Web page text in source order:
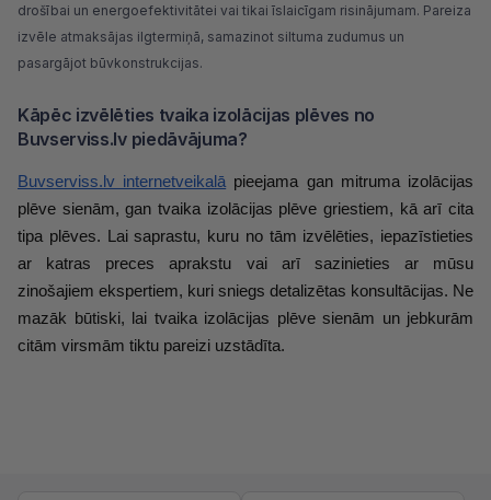
drošībai un energoefektivitātei vai tikai īslaicīgam risinājumam. Pareiza
izvēle atmaksājas ilgtermiņā, samazinot siltuma zudumus un
pasargājot būvkonstrukcijas.
Kāpēc izvēlēties tvaika izolācijas plēves no
Buvserviss.lv piedāvājuma?
Buvserviss.lv internetveikalā pieejama gan mitruma izolācijas
plēve sienām, gan tvaika izolācijas plēve griestiem, kā arī cita
tipa plēves. Lai saprastu, kuru no tām izvēlēties, iepazīstieties
ar katras preces aprakstu vai arī sazinieties ar mūsu
zinošajiem ekspertiem, kuri sniegs detalizētas konsultācijas. Ne
mazāk būtiski, lai tvaika izolācijas plēve sienām un jebkurām
citām virsmām tiktu pareizi uzstādīta.